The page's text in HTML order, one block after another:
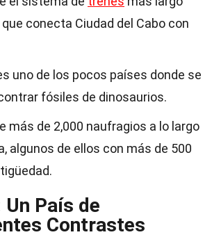
conecta Ciudad del Cabo con
uno de los pocos países donde se
fósiles de dinosaurios.
más de 2,000 naufragios a lo largo
algunos de ellos con más de 500
País de
Contrastes